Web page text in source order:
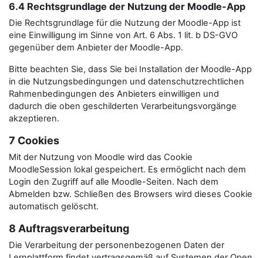
6.4 Rechtsgrundlage der Nutzung der Moodle-App
Die Rechtsgrundlage für die Nutzung der Moodle-App ist
eine Einwilligung im Sinne von Art. 6 Abs. 1 lit. b DS-GVO
gegenüber dem Anbieter der Moodle-App.
Bitte beachten Sie, dass Sie bei Installation der Moodle-App
in die Nutzungsbedingungen und datenschutzrechtlichen
Rahmenbedingungen des Anbieters einwilligen und
dadurch die oben geschilderten Verarbeitungsvorgänge
akzeptieren.
7 Cookies
Mit der Nutzung von Moodle wird das Cookie
MoodleSession lokal gespeichert. Es ermöglicht nach dem
Login den Zugriff auf alle Moodle-Seiten. Nach dem
Abmelden bzw. Schließen des Browsers wird dieses Cookie
automatisch gelöscht.
8 Auftragsverarbeitung
Die Verarbeitung der personenbezogenen Daten der